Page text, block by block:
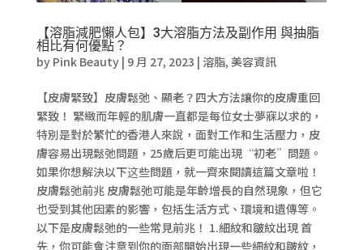
【溶脂減肥懶人包】3大溶脂方法及副作用 與抽脂
相比有何優點？
by Pink Beauty| 9 月 27, 2023 | 溶脂, 美容資訊
【皮膚緊致】皮膚鬆弛、顯老？四大方法讓你的皮膚重回
緊致！ 緊緻而年輕的肌膚一直都是每位女士夢寐以求的，
特別是對於繁忙的香港人來說，面對工作和生活壓力，皮
膚容易出現鬆弛問題，25歲后更可能出現“初老”問題。
如果你想解決以下这些問題，就一齊來閱讀這篇文章啦！
皮膚鬆弛前兆 皮膚鬆弛可能是年齡增長的自然現象，但它
也受到其他因素的影響，包括生活方式、環境和遺傳等。
以下是皮膚鬆弛的一些常見前兆！ 1.細紋和皺紋出現 首
先，你可能會注意到你的面部開始出現一些細紋和皺紋，